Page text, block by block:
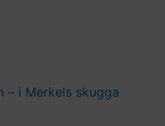
– i Merkels skugga